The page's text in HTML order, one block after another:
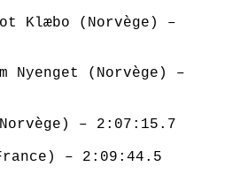
Klæbo (Norvège) –
Nyenget (Norvège) –
– 2:07:15.7
– 2:09:44.5